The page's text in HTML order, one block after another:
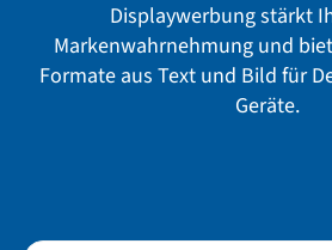
Displaywerbung stärkt
Markenwahrnehmung und
Formate aus Text und Bild für
Geräte.